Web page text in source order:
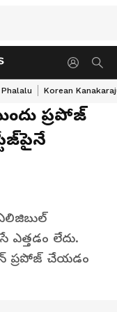
Korean
ప్రపోజ్‌
లేదు.
ప్రపోజ్‌ చేయడం